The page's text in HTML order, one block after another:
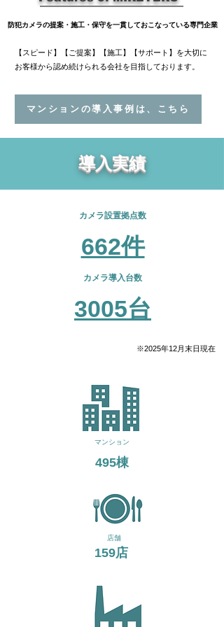
防犯カメラの提案・施工・保守を一貫しておこなっている専門企業
​【スピード】【ご提案】【施工】【サポート】を大切に
お客様から認め続けられる会社を目指しております。
マンションの導入事例は、こちら
導入実績
​カメラ設置拠点数
662件
​カメラ導入台数
​3005台
​※2025年12月末日現在
​マンション
​495棟
​店舗
​159店